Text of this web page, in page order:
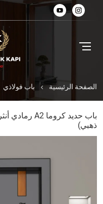
الصفحة الرئيسية باب فولاذي
ذهبي)